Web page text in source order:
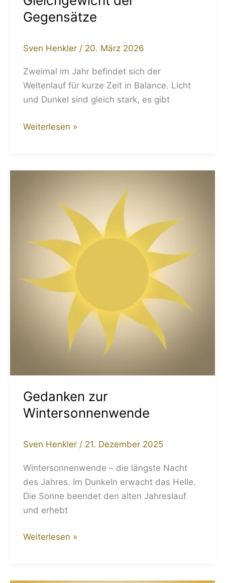
Gegensätze
Sven Henkler / 20. März 2026
Zweimal im Jahr befindet sich der
Weltenlauf für kurze Zeit in Balance. Licht
und Dunkel sind gleich stark, es gibt
Weiterlesen »
Gedanken zur
Wintersonnenwende
Sven Henkler / 21. Dezember 2025
Wintersonnenwende – die längste Nacht
des Jahres. Im Dunkeln erwacht das Helle.
Die Sonne beendet den alten Jahreslauf
und erhebt
Wintersonnenwende
Weiterlesen »